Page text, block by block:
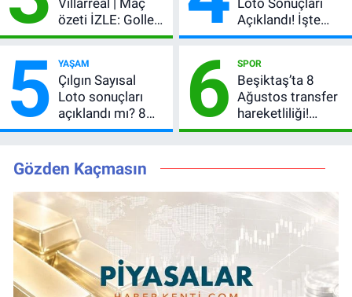
Villarreal | Maç
özeti İZLE: Goller
peş peşe geldi,
kırmızı kart gördü!
Loto Sonuçları
Açıklandı! İşte
Kazandıran 6
5 YAŞAM
Çılgın Sayısal
Loto sonuçları
açıklandı mı? 8
Ağustos 2026
numaralar
6 SPOR
Beşiktaş’ta 8
Ağustos transfer
hareketliliği!
Yönetim 5 bölge
Gözden Kaçmasın